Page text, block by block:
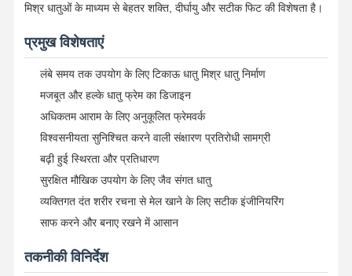
मिश्र धातुओं के माध्यम से बेहतर शक्ति, दीर्घायु और सटीक फिट की विशेषता है।
प्रमुख विशेषताएं
लंबे समय तक उपयोग के लिए टिकाऊ धातु मिश्र धातु निर्माण
मजबूत और हल्के धातु फ्रेम का डिजाइन
अधिकतम आराम के लिए अनुकूलित फ्रेमवर्क
विश्वसनीयता सुनिश्चित करने वाली संक्षारण प्रतिरोधी सामग्री
बढ़ी हुई स्थिरता और प्रतिधारण
सुरक्षित मौखिक उपयोग के लिए जैव संगत धातु
व्यक्तिगत दंत शरीर रचना से मेल खाने के लिए सटीक इंजीनियरिंग
साफ करने और बनाए रखने में आसान
तकनीकी विनिर्देश